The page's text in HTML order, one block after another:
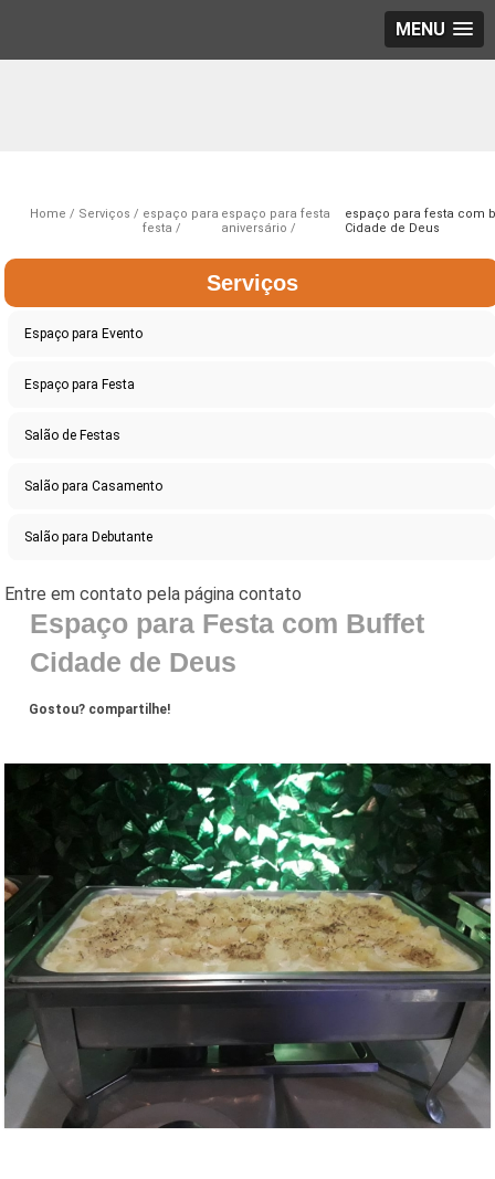
MENU
Home Serviços
espaço para
festa
espaço para festa
aniversário
espaço para festa com
Cidade de Deus
Serviços
Espaço para Evento
Espaço para Festa
Salão de Festas
Salão para Casamento
Salão para Debutante
Espaço para Festa com Buffet
Cidade de Deus
Gostou? compartilhe!